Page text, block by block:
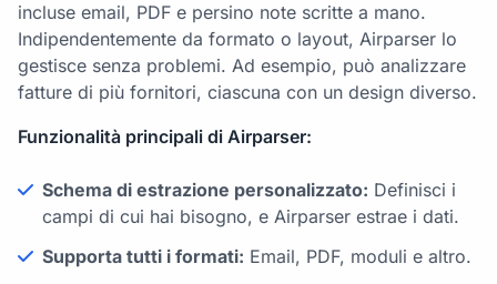
incluse email, PDF e persino note scritte a mano.
Indipendentemente da formato o layout, Airparser lo
gestisce senza problemi. Ad esempio, può analizzare
fatture di più fornitori, ciascuna con un design diverso.
Funzionalità principali di Airparser:
Schema di estrazione personalizzato: Definisci i
campi di cui hai bisogno, e Airparser estrae i dati.
Supporta tutti i formati: Email, PDF, moduli e altro.